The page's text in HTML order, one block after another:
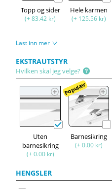
Topp og sider
(+ 83.42 kr)
Hele karmen
(+ 125.56 kr)
Last inn mer
EKSTRAUTSTYR
Hvilken skal jeg velge?
Uten
barnesikring
(+ 0.00 kr)
Populær
Barnesikring
(+ 0.00 kr)
HENGSLER